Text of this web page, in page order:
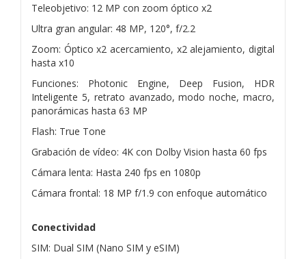
Teleobjetivo: 12 MP con zoom óptico x2
Ultra gran angular: 48 MP, 120°, f/2.2
Zoom: Óptico x2 acercamiento, x2 alejamiento, digital
hasta x10
Funciones: Photonic Engine, Deep Fusion, HDR
Inteligente 5, retrato avanzado, modo noche, macro,
panorámicas hasta 63 MP
Flash: True Tone
Grabación de vídeo: 4K con Dolby Vision hasta 60 fps
Cámara lenta: Hasta 240 fps en 1080p
Cámara frontal: 18 MP f/1.9 con enfoque automático
Conectividad
SIM: Dual SIM (Nano SIM y eSIM)